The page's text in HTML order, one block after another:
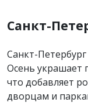
Санкт-
Санкт-
Осень украшает
что добавляет
дворцам и